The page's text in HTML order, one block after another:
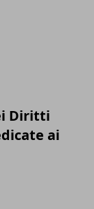
Diritti
ai